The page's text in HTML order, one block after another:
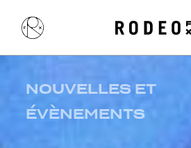
NOUVELLES ET
ÉVÈNEMENTS